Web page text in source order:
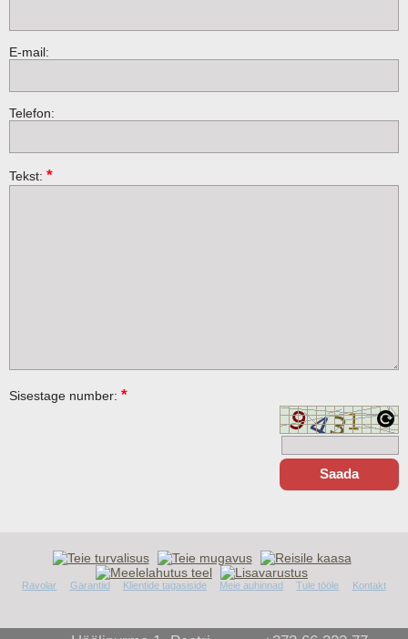
E-mail:
Telefon:
Tekst: *
Sisestage number: *
Ravolar Garantiid Klientide tagasiside Meie auhinnad Tule tööle Kontakt